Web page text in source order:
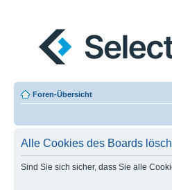
Foren-Übersicht
Alle Cookies des Boards
Sind Sie sich sicher, dass Sie alle